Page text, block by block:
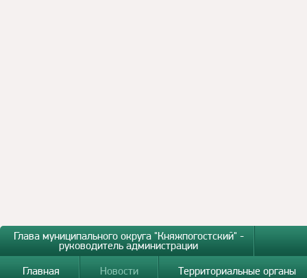
Глава муниципального округа "Княжпогостский" -
руководитель администрации
Главная
Новости Территориальные органы